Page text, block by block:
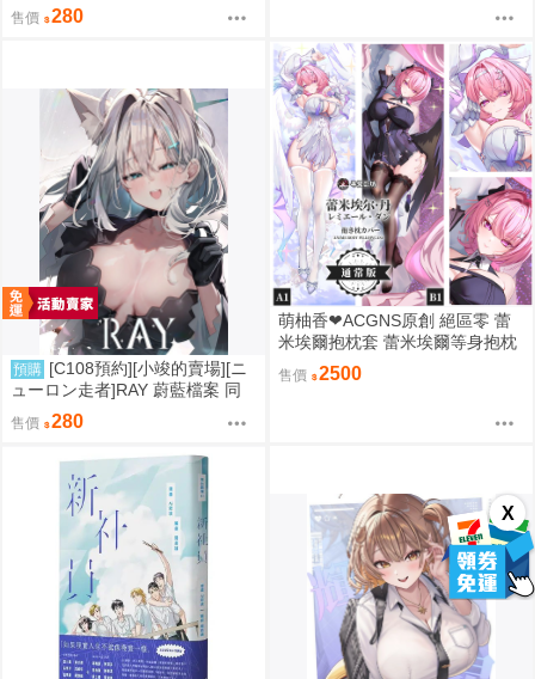
X
せてもらいたい本14 附蜜瓜特典
A4資料夾 同人誌id=3770666
售價 280
預購 [C108預約][小竣的賣場][ニ
ューロン走者]RAY 蔚藍檔案 同
人誌id=3785647
售價 280
萌柚香❤ACGNS原創 絕區零 蕾
米埃爾抱枕套 蕾米埃爾等身抱枕
套 蕾米埃爾枕頭套 蕾米埃爾枕套
動漫等身抱枕套
售價 2500